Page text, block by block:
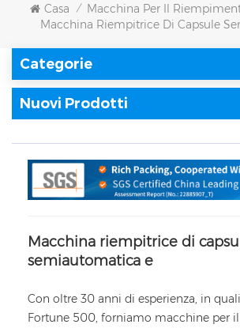
Casa / Macchina Per Il
Macchina Riempitrice Di Capsule
Categorie
Nuovi Prodotti
Macchina riempitrice di
semiautomatica e
Con oltre 30 anni di esperienza, in
Fortune 500, forniamo macchine per